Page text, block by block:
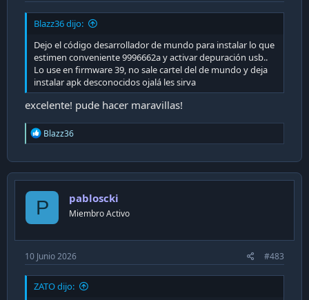
Blazz36 dijo:
Dejo el código desarrollador de mundo para instalar lo que
estimen conveniente 9996662a y activar depuración usb..
Lo use en firmware 39, no sale cartel del de mundo y deja
instalar apk desconocidos ojalá les sirva
excelente! pude hacer maravillas!
R
e
c
t
o
n
Blazz36
P pabloscki
Miembro Activo
10 Junio 2026 #483
ZATO dijo: